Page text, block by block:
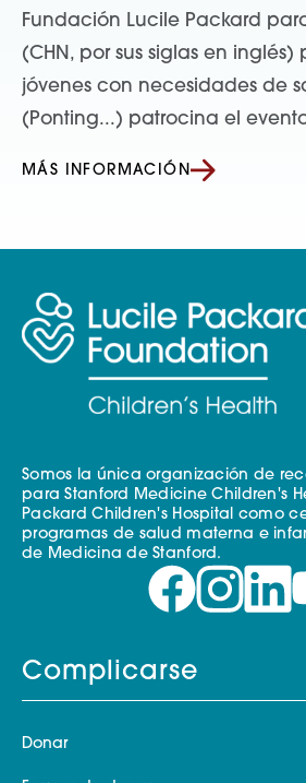
Fundación Lucile Packard
(CHN, por sus siglas en inglés)
jóvenes con necesidades de
(Ponting...) patrocina el
MÁS INFORMACIÓN
Somos la única organización de
para Stanford Medicine Children's
Packard Children's Hospital como
programas de salud materna e
de Medicina de Stanford.
Complicarse
Donar